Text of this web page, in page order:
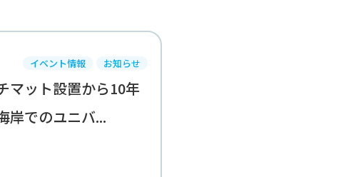
イベント情報 お知らせ
マット設置から10年
岸でのユニバ...